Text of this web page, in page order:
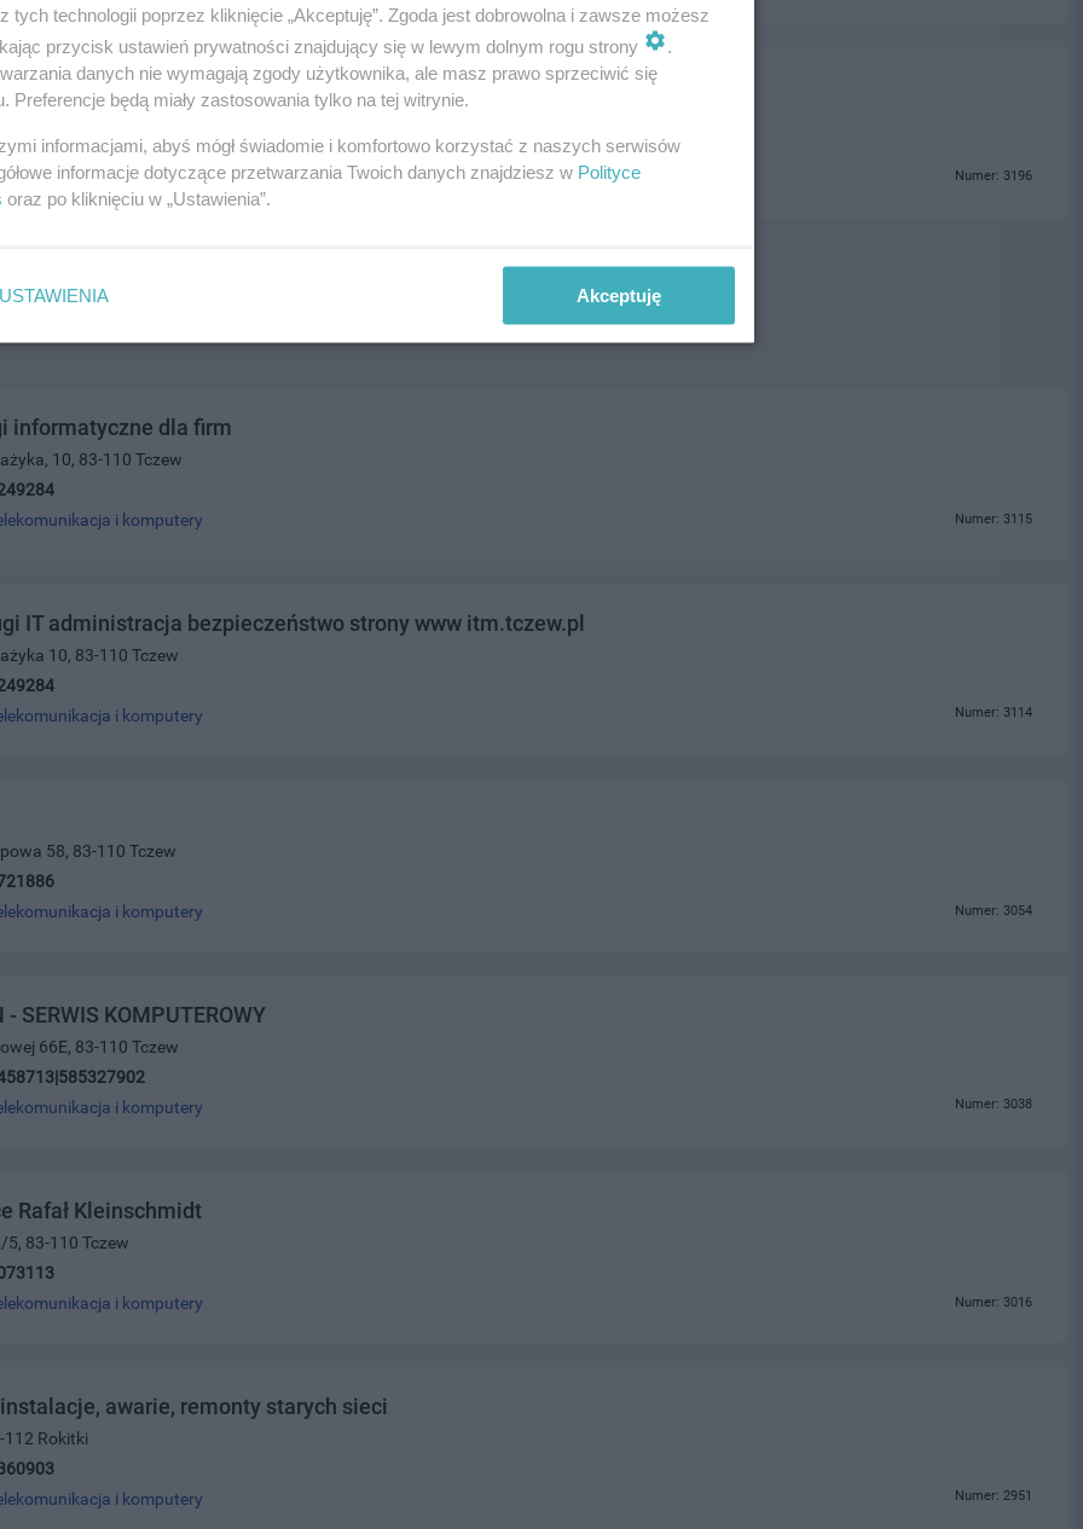
i komputery Numer: 3196
informatyczne dla firm
10, 83-110 Tczew
i komputery Numer: 3115
IT administracja bezpieczeństwo strony www itm.tczew.pl
10, 83-110 Tczew
i komputery Numer: 3114
58, 83-110 Tczew
i komputery Numer: 3054
- SERWIS KOMPUTEROWY
66E, 83-110 Tczew
i komputery Numer: 3038
Rafał Kleinschmidt
5, 83-110 Tczew
i komputery Numer: 3016
awarie, remonty starych sieci
112 Rokitki
i komputery Numer: 2951
tych technologii poprzez kliknięcie „Akceptuję”. Zgoda jest dobrowolna i zawsze możesz
przycisk ustawień prywatności znajdujący się w lewym dolnym rogu strony
.
danych nie wymagają zgody użytkownika, ale masz prawo sprzeciwić się
Preferencje będą miały zastosowania tylko na tej witrynie.
informacjami, abyś mógł świadomie i komfortowo korzystać z naszych serwisów
informacje dotyczące przetwarzania Twoich danych znajdziesz w Polityce
oraz po kliknięciu w „Ustawienia”.
USTAWIENIA Akceptuję